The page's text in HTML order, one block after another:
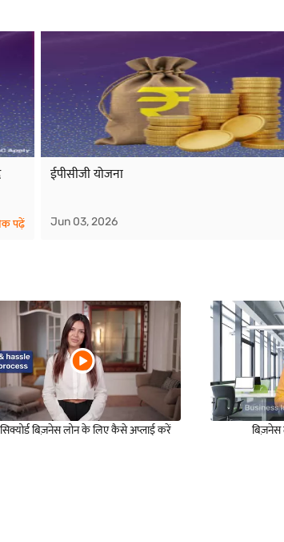
पढ़ें
ईपीसीजी योजना
Jun 03, 2026
सिक्योर्ड बिज़नेस लोन के लिए कैसे अप्लाई करें बिज़नेस